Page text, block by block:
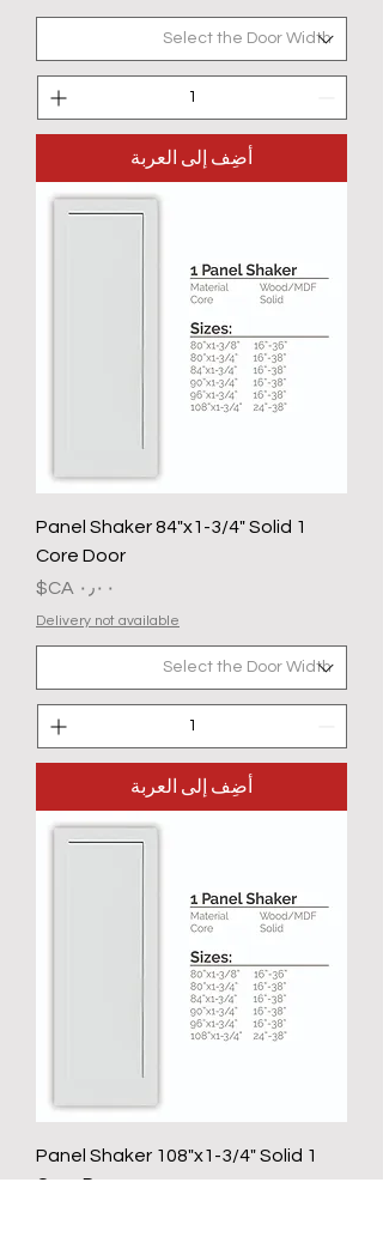
أضِف إلى العربة
1 Panel Shaker 84"x1-3/4" Solid
Core Door
السعر
Delivery not available
أضِف إلى العربة
1 Panel Shaker 108"x1-3/4" Solid
Core Door